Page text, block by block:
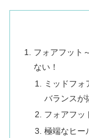
フォアフット
ない！
ミッドフ
バランスが
フォアフッ
極端なヒー